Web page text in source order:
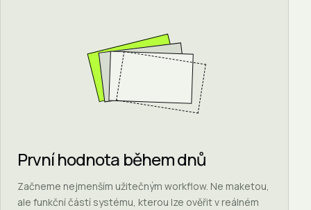
První hodnota během dnů
Začneme nejmenším užitečným workflow. Ne maketou,
ale funkční částí systému, kterou lze ověřit v reálném